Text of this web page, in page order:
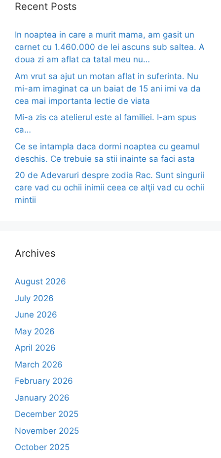
Recent Posts
In noaptea in care a murit mama, am gasit un
carnet cu 1.460.000 de lei ascuns sub saltea. A
doua zi am aflat ca tatal meu nu…
Am vrut sa ajut un motan aflat in suferinta. Nu
mi-am imaginat ca un baiat de 15 ani imi va da
cea mai importanta lectie de viata
Mi-a zis ca atelierul este al familiei. I-am spus
ca…
Ce se intampla daca dormi noaptea cu geamul
deschis. Ce trebuie sa stii inainte sa faci asta
20 de Adevaruri despre zodia Rac. Sunt singurii
care vad cu ochii inimii ceea ce alţii vad cu ochii
mintii
Archives
August 2026
July 2026
June 2026
May 2026
April 2026
March 2026
February 2026
January 2026
December 2025
November 2025
October 2025